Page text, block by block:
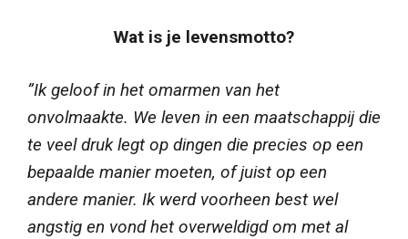
Wat is je levensmotto?
”Ik geloof in het omarmen van het
onvolmaakte. We leven in een maatschappij die
te veel druk legt op dingen die precies op een
bepaalde manier moeten, of juist op een
andere manier. Ik werd voorheen best wel
angstig en vond het overweldigd om met al